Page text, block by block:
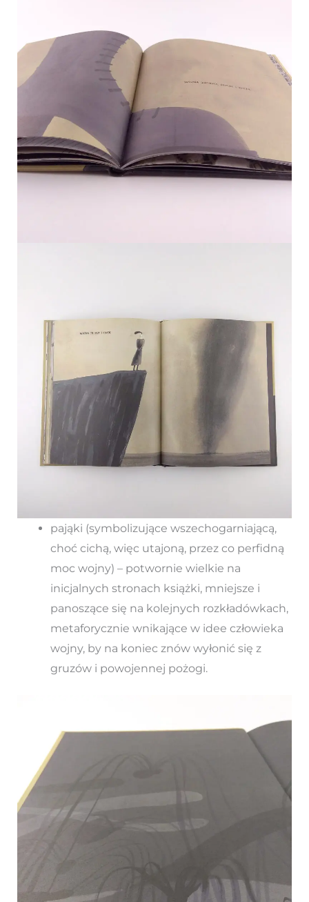
pająki (symbolizujące wszechogarniającą,
choć cichą, więc utajoną, przez co perfidną
moc wojny) – potwornie wielkie na
inicjalnych stronach książki, mniejsze i
panoszące się na kolejnych rozkładówkach,
metaforycznie wnikające w idee człowieka
wojny, by na koniec znów wyłonić się z
gruzów i powojennej pożogi.